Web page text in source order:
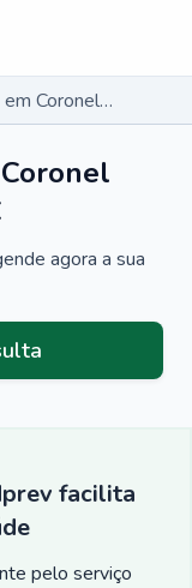
Pneumologista em Coronel Freitas - SC
agora a sua
facilita
pelo serviço